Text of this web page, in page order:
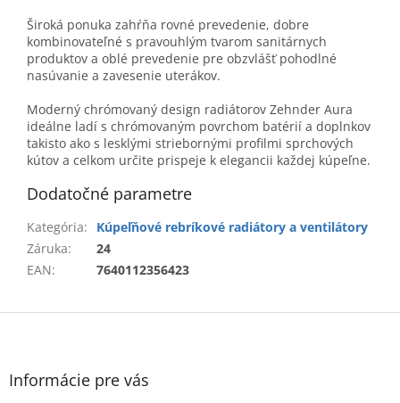
Široká ponuka zahŕňa rovné prevedenie, dobre
kombinovateľné s pravouhlým tvarom sanitárnych
produktov a oblé prevedenie pre obzvlášť pohodlné
nasúvanie a zavesenie uterákov.
Moderný chrómovaný design radiátorov Zehnder Aura
ideálne ladí s chrómovaným povrchom batérií a doplnkov
takisto ako s lesklými striebornými profilmi sprchových
kútov a celkom určite prispeje k elegancii každej kúpeľne.
Dodatočné parametre
Kategória:
Kúpeľňové rebríkové radiátory a ventilátory
Záruka:
24
EAN: 7640112356423
Z
Informácie pre vás